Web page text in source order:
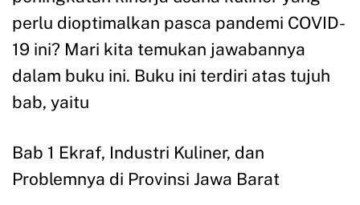
perlu dioptimalkan pasca pandemi COVID-
19 ini? Mari kita temukan jawabannya
dalam buku ini. Buku ini terdiri atas tujuh
bab, yaitu
Bab 1 Ekraf, Industri Kuliner, dan
Problemnya di Provinsi Jawa Barat